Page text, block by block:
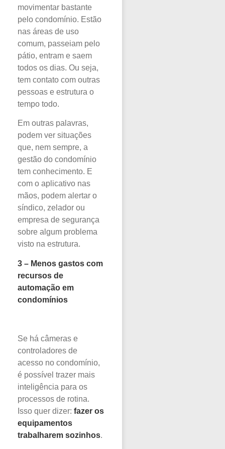
movimentar bastante
pelo condomínio. Estão
nas áreas de uso
comum, passeiam pelo
pátio, entram e saem
todos os dias. Ou seja,
tem contato com outras
pessoas e estrutura o
tempo todo.
Em outras palavras,
podem ver situações
que, nem sempre, a
gestão do condomínio
tem conhecimento. E
com o aplicativo nas
mãos, podem alertar o
síndico, zelador ou
empresa de segurança
sobre algum problema
visto na estrutura.
3 – Menos gastos com
recursos de
automação em
condomínios
Se há câmeras e
controladores de
acesso no condomínio,
é possível trazer mais
inteligência para os
processos de rotina.
Isso quer dizer: fazer os
equipamentos
trabalharem sozinhos.